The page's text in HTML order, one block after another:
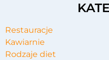
Restauracje
Kawiarnie
Rodzaje diet